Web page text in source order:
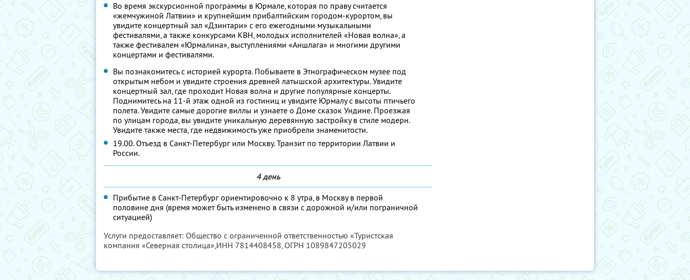
Во время экскурсионной программы в Юрмале, которая по праву считается
«жемчужиной Латвии» и крупнейшим прибалтийским городом-курортом, вы
увидите концертный зал «Дзинтари» с его ежегодными музыкальными
фестивалями, а также конкурсами КВН, молодых исполнителей «Новая волна», а
также фестивалем «Юрмалина», выступлениями «Аншлага» и многими другими
концертами и фестивалями.
Вы познакомитесь с историей курорта. Побываете в Этнографическом музее под
открытым небом и увидите строения древней латышской архитектуры. Увидите
концертный зал, где проходит Новая волна и другие популярные концерты.
Поднимитесь на 11-й этаж одной из гостиниц и увидите Юрмалу с высоты птичьего
полета. Увидите самые дорогие виллы и узнаете о Доме сказок Ундине. Проезжая
по улицам города, вы увидите уникальную деревянную застройку в стиле модерн.
Увидите также места, где недвижимость уже приобрели знаменитости.
19.00. Отъезд в Санкт-Петербург или Москву. Транзит по территории Латвии и
России.
4 день
Прибытие в Санкт-Петербург ориентировочно к 8 утра, в Москву в первой
половине дня (время может быть изменено в связи с дорожной и/или пограничной
ситуацией)
Услуги предоставляет: Общество с ограниченной ответственностью «Туристская
компания «Северная столица»,ИНН 7814408458, ОГРН 1089847205029